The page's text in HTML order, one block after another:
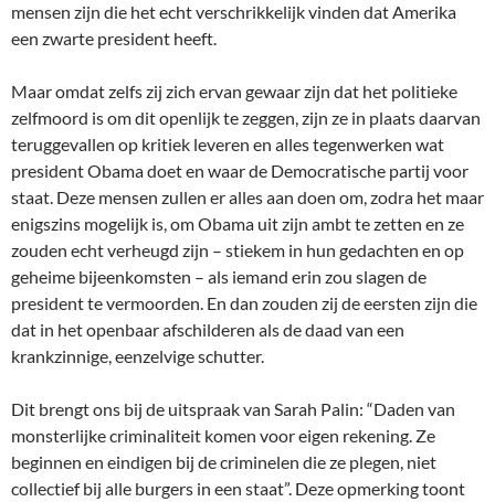
mensen zijn die het echt verschrikkelijk vinden dat Amerika
een zwarte president heeft.
Maar omdat zelfs zij zich ervan gewaar zijn dat het politieke
zelfmoord is om dit openlijk te zeggen, zijn ze in plaats daarvan
teruggevallen op kritiek leveren en alles tegenwerken wat
president Obama doet en waar de Democratische partij voor
staat. Deze mensen zullen er alles aan doen om, zodra het maar
enigszins mogelijk is, om Obama uit zijn ambt te zetten en ze
zouden echt verheugd zijn – stiekem in hun gedachten en op
geheime bijeenkomsten – als iemand erin zou slagen de
president te vermoorden. En dan zouden zij de eersten zijn die
dat in het openbaar afschilderen als de daad van een
krankzinnige, eenzelvige schutter.
Dit brengt ons bij de uitspraak van Sarah Palin: “Daden van
monsterlijke criminaliteit komen voor eigen rekening. Ze
beginnen en eindigen bij de criminelen die ze plegen, niet
collectief bij alle burgers in een staat”. Deze opmerking toont